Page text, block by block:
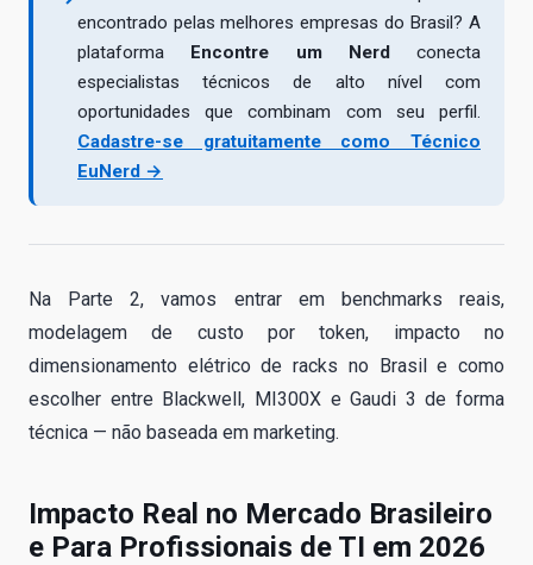
encontrado pelas melhores empresas do Brasil? A
plataforma Encontre um Nerdconecta
especialistas técnicos de alto nível com
oportunidades que combinam com seu perfil.
Cadastre-se gratuitamente como Técnico
EuNerd →
Na Parte 2, vamos entrar em benchmarks reais,
modelagem de custo por token, impacto no
dimensionamento elétrico de racks no Brasil e como
escolher entre Blackwell, MI300X e Gaudi 3 de forma
técnica — não baseada em marketing.
Impacto Real no Mercado Brasileiro
e Para Profissionais de TI em 2026